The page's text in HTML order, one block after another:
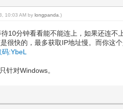
10:03 AM bylongpanda .)
10分钟看看能不能连上，如果还连不
很快的，最多获取IP地址慢。而你这
:YbeL
针对Windows。